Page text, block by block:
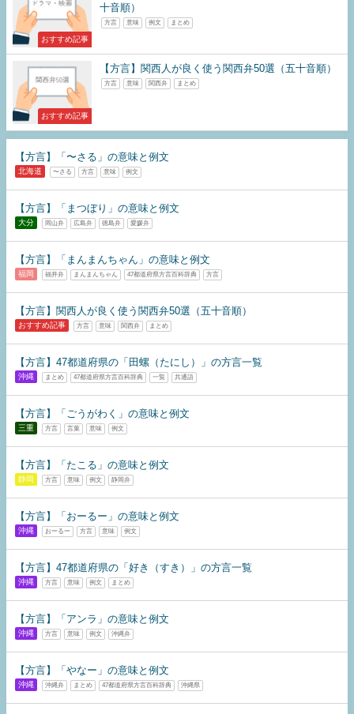
おすすめ記事
十音順）
方言 意味 例文 まとめ
おすすめ記事
【方言】関西人が良く使う関西弁50選（五十音順）
方言 意味 関西弁 まとめ
【方言】「〜さる」の意味と例文
北海道 〜さる 方言 意味 例文
【方言】「まつぼり」の意味と例文
大分 岡山弁 広島弁 徳島弁 愛媛弁
【方言】「まんまんちゃん」の意味と例文
福岡 福井弁 まんまんちゃん 47都道府県方言百科辞典 方言
【方言】関西人が良く使う関西弁50選（五十音順）
おすすめ記事 方言 意味 関西弁 まとめ
【方言】47都道府県の「田螺（たにし）」の方言一覧
沖縄 まとめ 47都道府県方言百科辞典 一覧 共通語
【方言】「ごうがわく」の意味と例文
三重 方言 言葉 意味 例文
【方言】「たこる」の意味と例文
静岡 方言 意味 例文 静岡弁
【方言】「おーるー」の意味と例文
沖縄 おーるー 方言 意味 例文
【方言】47都道府県の「好き（すき）」の方言一覧
沖縄 方言 意味 例文 まとめ
【方言】「アンラ」の意味と例文
沖縄 方言 意味 例文 沖縄弁
【方言】「やなー」の意味と例文
沖縄 沖縄弁 まとめ 47都道府県方言百科辞典 沖縄県